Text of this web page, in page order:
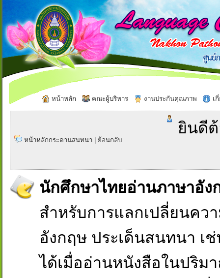
หน้าหลัก คณะผู้บริหาร งานประกันคุณภาพ เ
หน้าหลักกระดานสนทนา ย้อนกลับ
ยินดี
นักศึกษาไทยอ่านภาษาอัง
สำหรับการแลกเปลี่ยนคว
อังกฤษ ประเด็นสนทนา เ
ได้เมื่ออ่านหนังสือในปริ